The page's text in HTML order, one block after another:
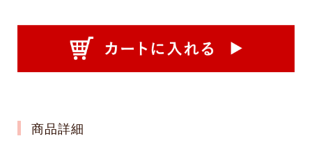
商品詳細